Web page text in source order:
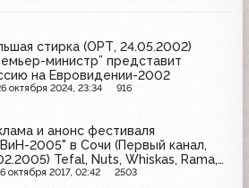
стирка (ОРТ, 24.05.2002)
министр” представит
на Евровидении-2002
октября 2024, 23:34 916
и анонс фестиваля
2005" в Сочи (Первый канал,
Tefal, Nuts, Whiskas, Rama,
Halls
октября 2017, 02:42 2503